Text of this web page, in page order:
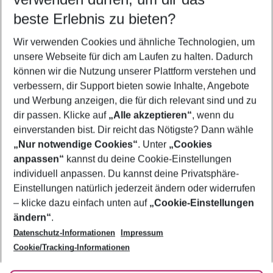
5-8 Nächte
2 Erwachsene Keine Kinder
Mehr Filter anzeigen
Footer
Footer navigation
Über uns
AGB
Bestpreisgarantie
Cookie-Einstellungen ändern
Cookie-Richtlinie
Agenturbetreuung
Barrierefreies Reisen
Folge uns
beste Erlebnis zu bieten?
Wir verwenden Cookies und ähnliche Technologien, um
unsere Webseite für dich am Laufen zu halten. Dadurch
können wir die Nutzung unserer Plattform verstehen und
verbessern, dir Support bieten sowie Inhalte, Angebote
und Werbung anzeigen, die für dich relevant sind und zu
dir passen. Klicke auf „Alle akzeptieren“, wenn du
einverstanden bist. Dir reicht das Nötigste? Dann wähle
„Nur notwendige Cookies“. Unter „Cookies
anpassen“ kannst du deine Cookie-Einstellungen
individuell anpassen. Du kannst deine Privatsphäre-
Einstellungen natürlich jederzeit ändern oder widerrufen
– klicke dazu einfach unten auf „Cookie-Einstellungen
ändern“.
Datenschutz-Informationen
Impressum
Cookie/Tracking-Informationen